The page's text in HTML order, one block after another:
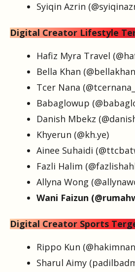
Syiqin Azrin
Digital Creator Lifestyle
Hafiz Myra Travel
Bella Khan
Tcer Nana
Babaglowup
Danish Mbekz
Khyerun (@kh.ye)
Ainee Suhaidi
Fazli Halim
Allyna Wong
Wani Faizun
Digital Creator Sports
Rippo Kun
Sharul Aimy